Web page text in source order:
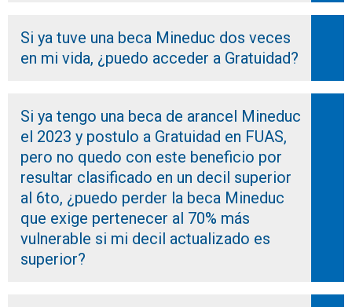
Si ya tuve una beca Mineduc dos veces
en mi vida, ¿puedo acceder a Gratuidad?
Si ya tengo una beca de arancel Mineduc
el 2023 y postulo a Gratuidad en FUAS,
pero no quedo con este beneficio por
resultar clasificado en un decil superior
al 6to, ¿puedo perder la beca Mineduc
que exige pertenecer al 70% más
vulnerable si mi decil actualizado es
superior?